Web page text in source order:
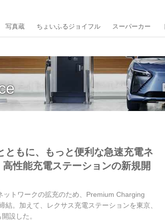
写真蔵 ちょいふるジョイフル スーパーカー
ともに、もっと便利な急速充電ネ
性能充電ステーションの新規開
トワークの拡充のため、Premium Charging
。加えて、レクサス充電ステーションを東京、
設した。